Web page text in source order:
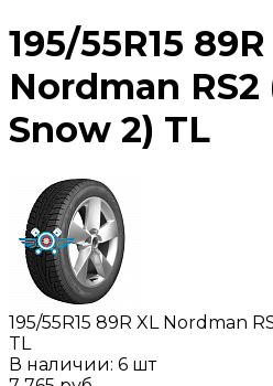
195/55R15
Nordman
Snow 2) TL
195/55R15 89R XL Nordman
TL
В наличии: 6 шт